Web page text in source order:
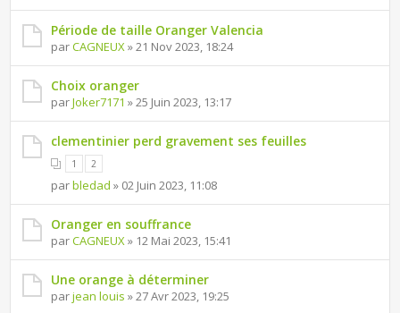
Période de taille Oranger Valencia
parCAGNEUX» 21 Nov 2023, 18:24
Choix oranger
parJoker7171 » 25 Juin 2023, 13:17
clementinier perd gravement ses feuilles
1 2
parbledad » 02 Juin 2023, 11:08
Oranger en souffrance
parCAGNEUX» 12 Mai 2023, 15:41
Une orange à déterminer
parjean louis » 27 Avr 2023, 19:25